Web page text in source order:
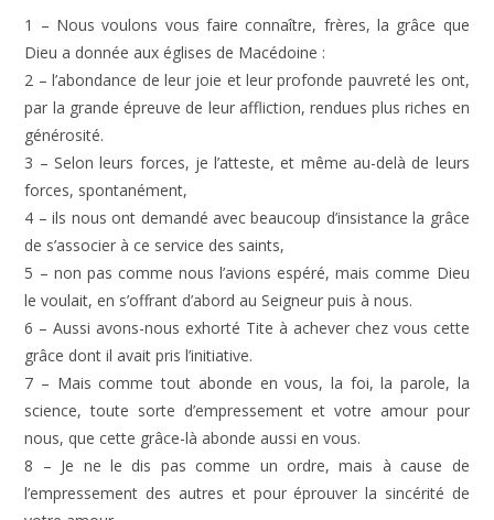
1 – Nous voulons vous faire connaître, frères, la grâce que
Dieu a donnée aux églises de Macédoine :
2 – l’abondance de leur joie et leur profonde pauvreté les ont,
par la grande épreuve de leur affliction, rendues plus riches en
générosité.
3 – Selon leurs forces, je l’atteste, et même au-delà de leurs
forces, spontanément,
4 – ils nous ont demandé avec beaucoup d’insistance la grâce
de s’associer à ce service des saints,
5 – non pas comme nous l’avions espéré, mais comme Dieu
le voulait, en s’offrant d’abord au Seigneur puis à nous.
6 – Aussi avons-nous exhorté Tite à achever chez vous cette
grâce dont il avait pris l’initiative.
7 – Mais comme tout abonde en vous, la foi, la parole, la
science, toute sorte d’empressement et votre amour pour
nous, que cette grâce-là abonde aussi en vous.
8 – Je ne le dis pas comme un ordre, mais à cause de
l’empressement des autres et pour éprouver la sincérité de